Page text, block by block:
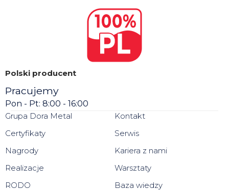
Polski producent
Pracujemy
Pon - Pt: 8:00 - 16:00
Grupa Dora Metal
Certyfikaty
Nagrody
Realizacje
RODO
Kontakt
Serwis
Kariera z nami
Warsztaty
Baza wiedzy